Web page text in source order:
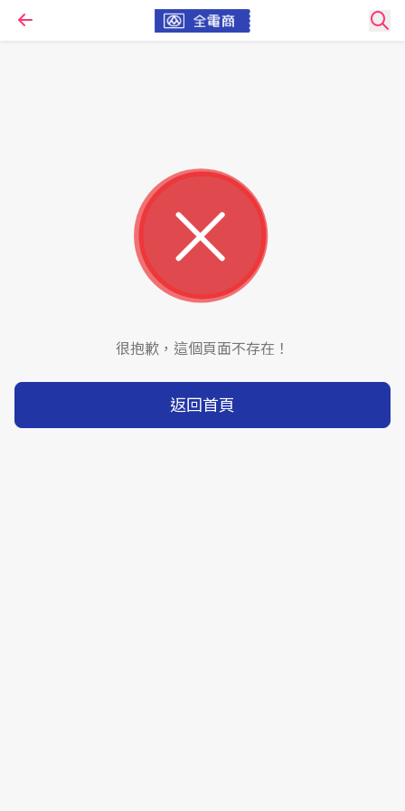
很抱歉，這個頁面不存在！
返回首頁